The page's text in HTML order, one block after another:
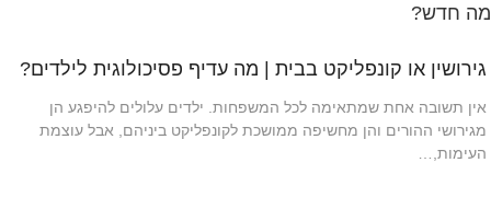
מה חדש?
גירושין או קונפליקט בבית | מה עדיף פסיכולוגית לילדים?
אין תשובה אחת שמתאימה לכל המשפחות. ילדים עלולים להיפגע הן
מגירושי ההורים והן מחשיפה ממושכת לקונפליקט ביניהם, אבל עוצמת
העימות,…